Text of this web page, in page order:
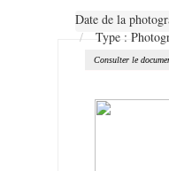
Date de la
Type :
Consulter le